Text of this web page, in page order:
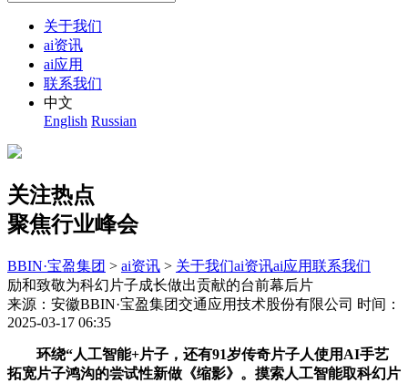
关于我们
ai资讯
ai应用
联系我们
中文
English Russian
关注热点
聚焦行业峰会
BBIN·宝盈集团 > ai资讯 > 关于我们ai资讯ai应用联系我们
励和致敬为科幻片子成长做出贡献的台前幕后片
来源：安徽BBIN·宝盈集团交通应用技术股份有限公司 时间：
2025-03-17 06:35
环绕“人工智能+片子，还有91岁传奇片子人使用AI手艺
拓宽片子鸿沟的尝试性新做《缩影》。摸索人工智能取科幻片